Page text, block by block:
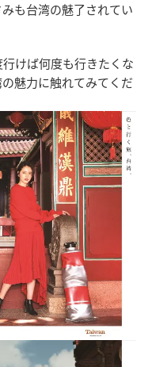
も台湾の魅了されてい
けば何度も行きたくな
魅力に触れてみてくだ